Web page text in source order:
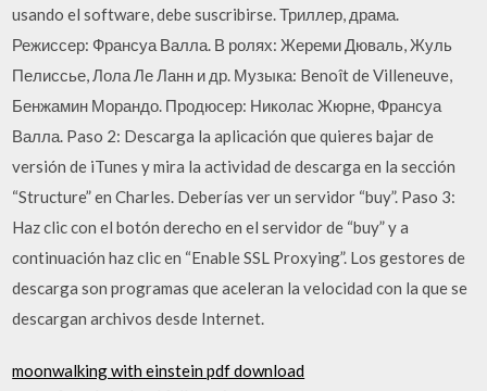
usando el software, debe suscribirse. Триллер, драма.
Режиссер: Франсуа Валла. В ролях: Жереми Дюваль, Жуль
Пелиссье, Лола Ле Ланн и др. Музыка: Benoît de Villeneuve,
Бенжамин Морандо. Продюсер: Николас Жюрне, Франсуа
Валла. Paso 2: Descarga la aplicación que quieres bajar de
versión de iTunes y mira la actividad de descarga en la sección
“Structure” en Charles. Deberías ver un servidor “buy”. Paso 3:
Haz clic con el botón derecho en el servidor de “buy” y a
continuación haz clic en “Enable SSL Proxying”. Los gestores de
descarga son programas que aceleran la velocidad con la que se
descargan archivos desde Internet.
moonwalking with einstein pdf download